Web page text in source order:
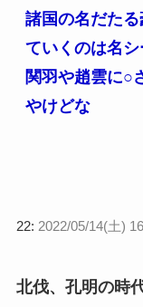
諸国の名だた
ていくのは名
関羽や趙雲に○
やけどな
22: 2022/05/14(土)
北伐、孔明の時